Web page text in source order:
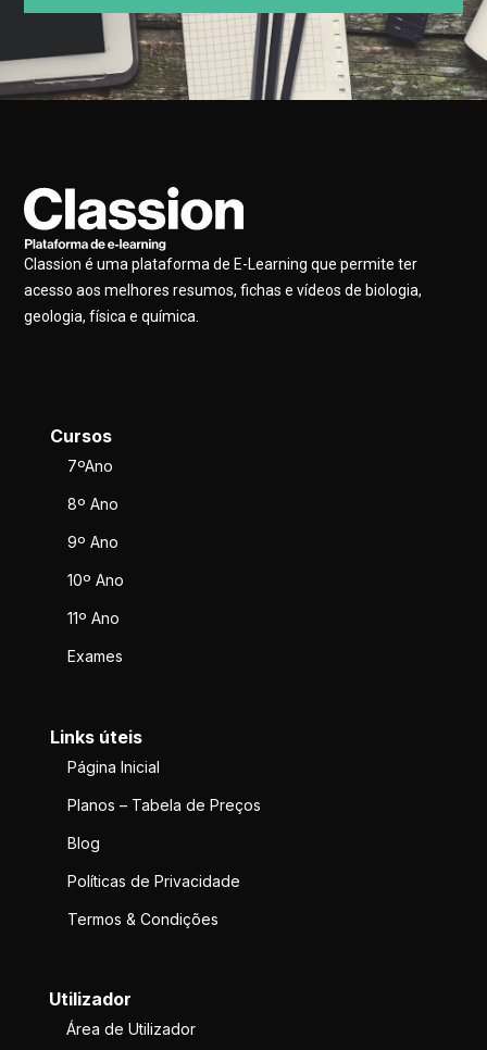
Classion é uma plataforma de E-Learning que permite ter
acesso aos melhores resumos, fichas e vídeos de biologia,
geologia, física e química.
Cursos
7ºAno
8º Ano
9º Ano
10º Ano
11º Ano
Exames
Links úteis
Página Inicial
Planos – Tabela de Preços
Blog
Políticas de Privacidade
Termos & Condições
Utilizador
Área de Utilizador